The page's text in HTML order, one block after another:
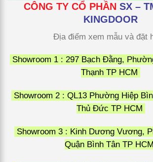
CÔNG TY CỔ PHẦN SX –
KINGDOOR
Địa điểm xem mẫu và đặt
Showroom 1 : 297 Bạch Đằng,
Thạnh TP HCM
Showroom 2 : QL13 Phường Hiệp
Thủ Đức TP HCM
Showroom 3 : Kinh Dương Vương,
Quận Bình Tân TP HCM